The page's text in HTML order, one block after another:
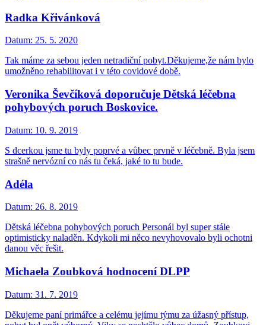
Radka Křivánková
Datum: 25. 5. 2020
Tak máme za sebou jeden netradiční pobyt.Děkujeme,že nám bylo
umožněno rehabilitovat i v této covidové době.
Veronika Ševčíková doporučuje Dětská léčebna
pohybových poruch Boskovice.
Datum: 10. 9. 2019
S dcerkou jsme tu byly poprvé a vůbec prvně v léčebně. Byla jsem
strašně nervózní co nás tu čeká, jaké to tu bude.
Adéla
Datum: 26. 8. 2019
Dětská léčebna pohybových poruch Personál byl super stále
optimisticky naladěn. Kdykoli mi něco nevyhovovalo byli ochotni
danou věc řešit.
Michaela Zoubková hodnocení DLPP
Datum: 31. 7. 2019
Děkujeme paní primářce a celému jejímu týmu za úžasný přístup,